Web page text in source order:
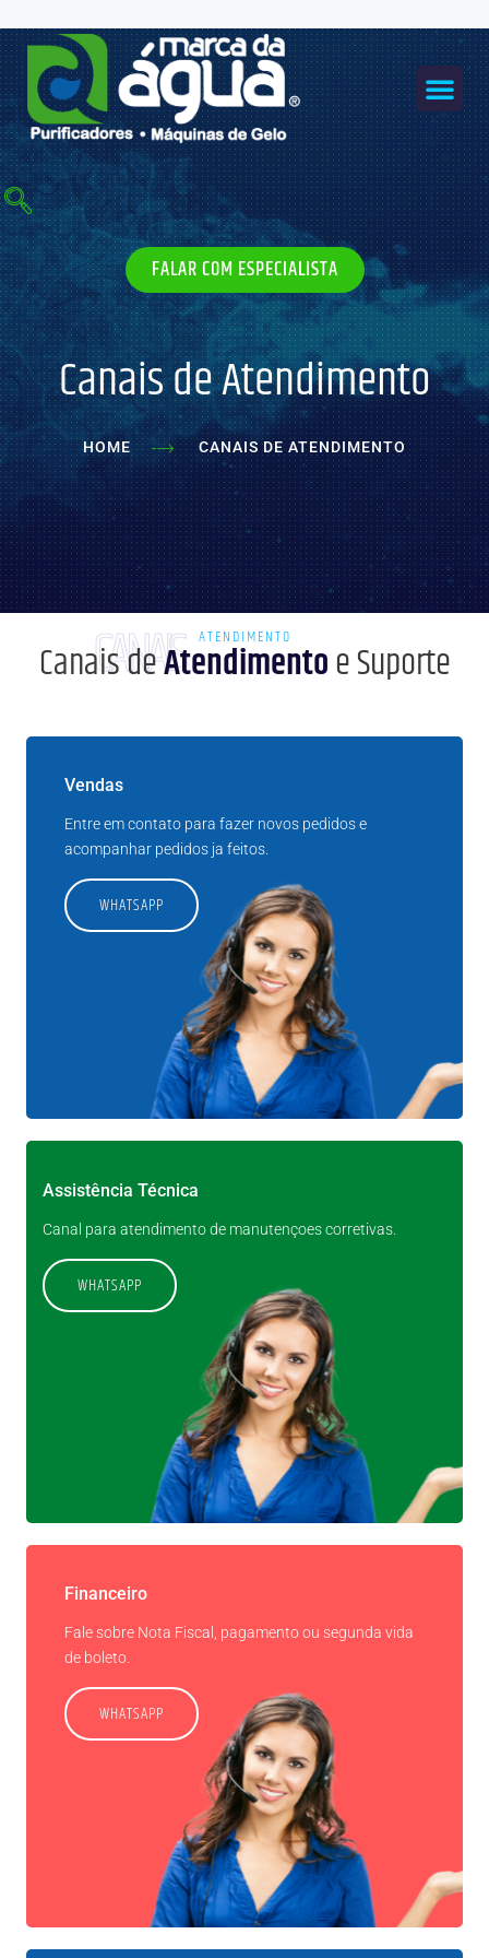
para
o
conteúdo
FALAR COM ESPECIALISTA
Canais de Atendimento
HOME CANAIS DE ATENDIMENTO
CANAIS ATENDIMENTO
Canais deAtendimentoe Suporte
Vendas
Entre em contato para fazer novos pedidos e
acompanhar pedidos ja feitos.
WHATSAPP
Assistência Técnica
Canal para atendimento de manutençoes corretivas.
WHATSAPP
Financeiro
Fale sobre Nota Fiscal, pagamento ou segunda vida
de boleto.
WHATSAPP